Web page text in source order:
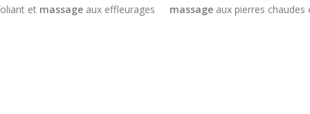
et massageaux effleurages
massage aux pierres chaudes